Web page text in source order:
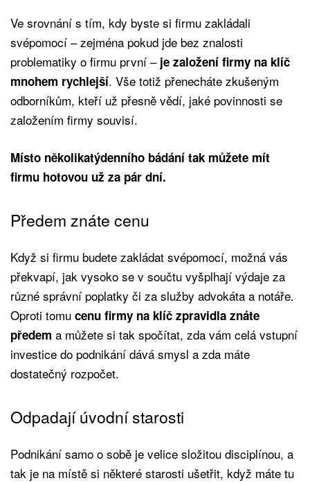
Ve srovnání s tím, kdy byste si firmu zakládali
svépomocí – zejména pokud jde bez znalosti
problematiky o firmu první – je založení firmy na klíč
mnohem rychlejší. Vše totiž přenecháte zkušeným
odborníkům, kteří už přesně vědí, jaké povinnosti se
založením firmy souvisí.
Místo několikatýdenního bádání tak můžete mít
firmu hotovou už za pár dní.
Předem znáte cenu
Když si firmu budete zakládat svépomocí, možná vás
překvapí, jak vysoko se v součtu vyšplhají výdaje za
různé správní poplatky či za služby advokáta a notáře.
Oproti tomu cenu firmy na klíč zpravidla znáte
předem a můžete si tak spočítat, zda vám celá vstupní
investice do podnikání dává smysl a zda máte
dostatečný rozpočet.
Odpadají úvodní starosti
Podnikání samo o sobě je velice složitou disciplínou, a
tak je na místě si některé starosti ušetřit, když máte tu